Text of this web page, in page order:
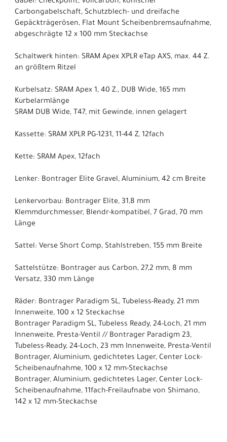
Carbongabelschaft, Schutzblech- und dreifache
Gepäckträgerösen, Flat Mount Scheibenbremsaufnahme,
abgeschrägte 12 x 100 mm Steckachse
Schaltwerk hinten: SRAM Apex XPLR eTap AXS, max. 44 Z.
an größtem Ritzel
Kurbelsatz: SRAM Apex 1, 40 Z., DUB Wide, 165 mm
Kurbelarmlänge
SRAM DUB Wide, T47, mit Gewinde, innen gelagert
Kassette: SRAM XPLR PG-1231, 11-44 Z, 12fach
Kette: SRAM Apex, 12fach
Lenker: Bontrager Elite Gravel, Aluminium, 42 cm Breite
Lenkervorbau: Bontrager Elite, 31,8 mm
Klemmdurchmesser, Blendr-kompatibel, 7 Grad, 70 mm
Länge
Sattel: Verse Short Comp, Stahlstreben, 155 mm Breite
Sattelstütze: Bontrager aus Carbon, 27,2 mm, 8 mm
Versatz, 330 mm Länge
Räder: Bontrager Paradigm SL, Tubeless-Ready, 21 mm
Innenweite, 100 x 12 Steckachse
Bontrager Paradigm SL, Tubeless Ready, 24-Loch, 21 mm
Innenweite, Presta-Ventil // Bontrager Paradigm 23,
Tubeless-Ready, 24-Loch, 23 mm Innenweite, Presta-Ventil
Bontrager, Aluminium, gedichtetes Lager, Center Lock-
Scheibenaufnahme, 100 x 12 mm-Steckachse
Bontrager, Aluminium, gedichtetes Lager, Center Lock-
Scheibenaufnahme, 11fach-Freilaufnabe von Shimano,
142 x 12 mm-Steckachse